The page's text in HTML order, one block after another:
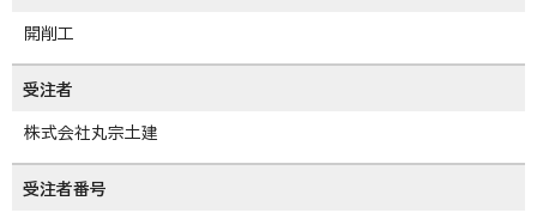
開削工
受注者
株式会社丸宗土建
受注者番号